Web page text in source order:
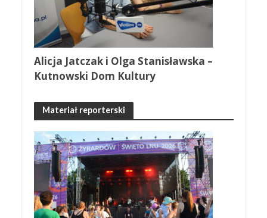
Alicja Jatczak i Olga Stanisławska –
Kutnowski Dom Kultury
Materiał reporterski